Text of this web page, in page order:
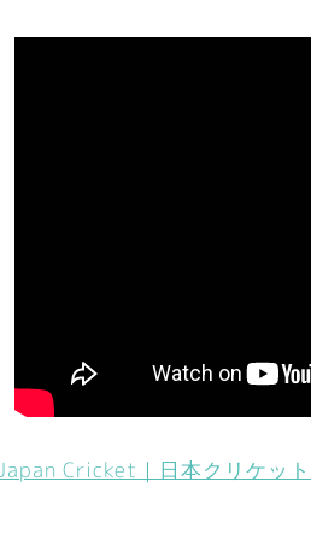
Japan Cricket｜日本クリケッ